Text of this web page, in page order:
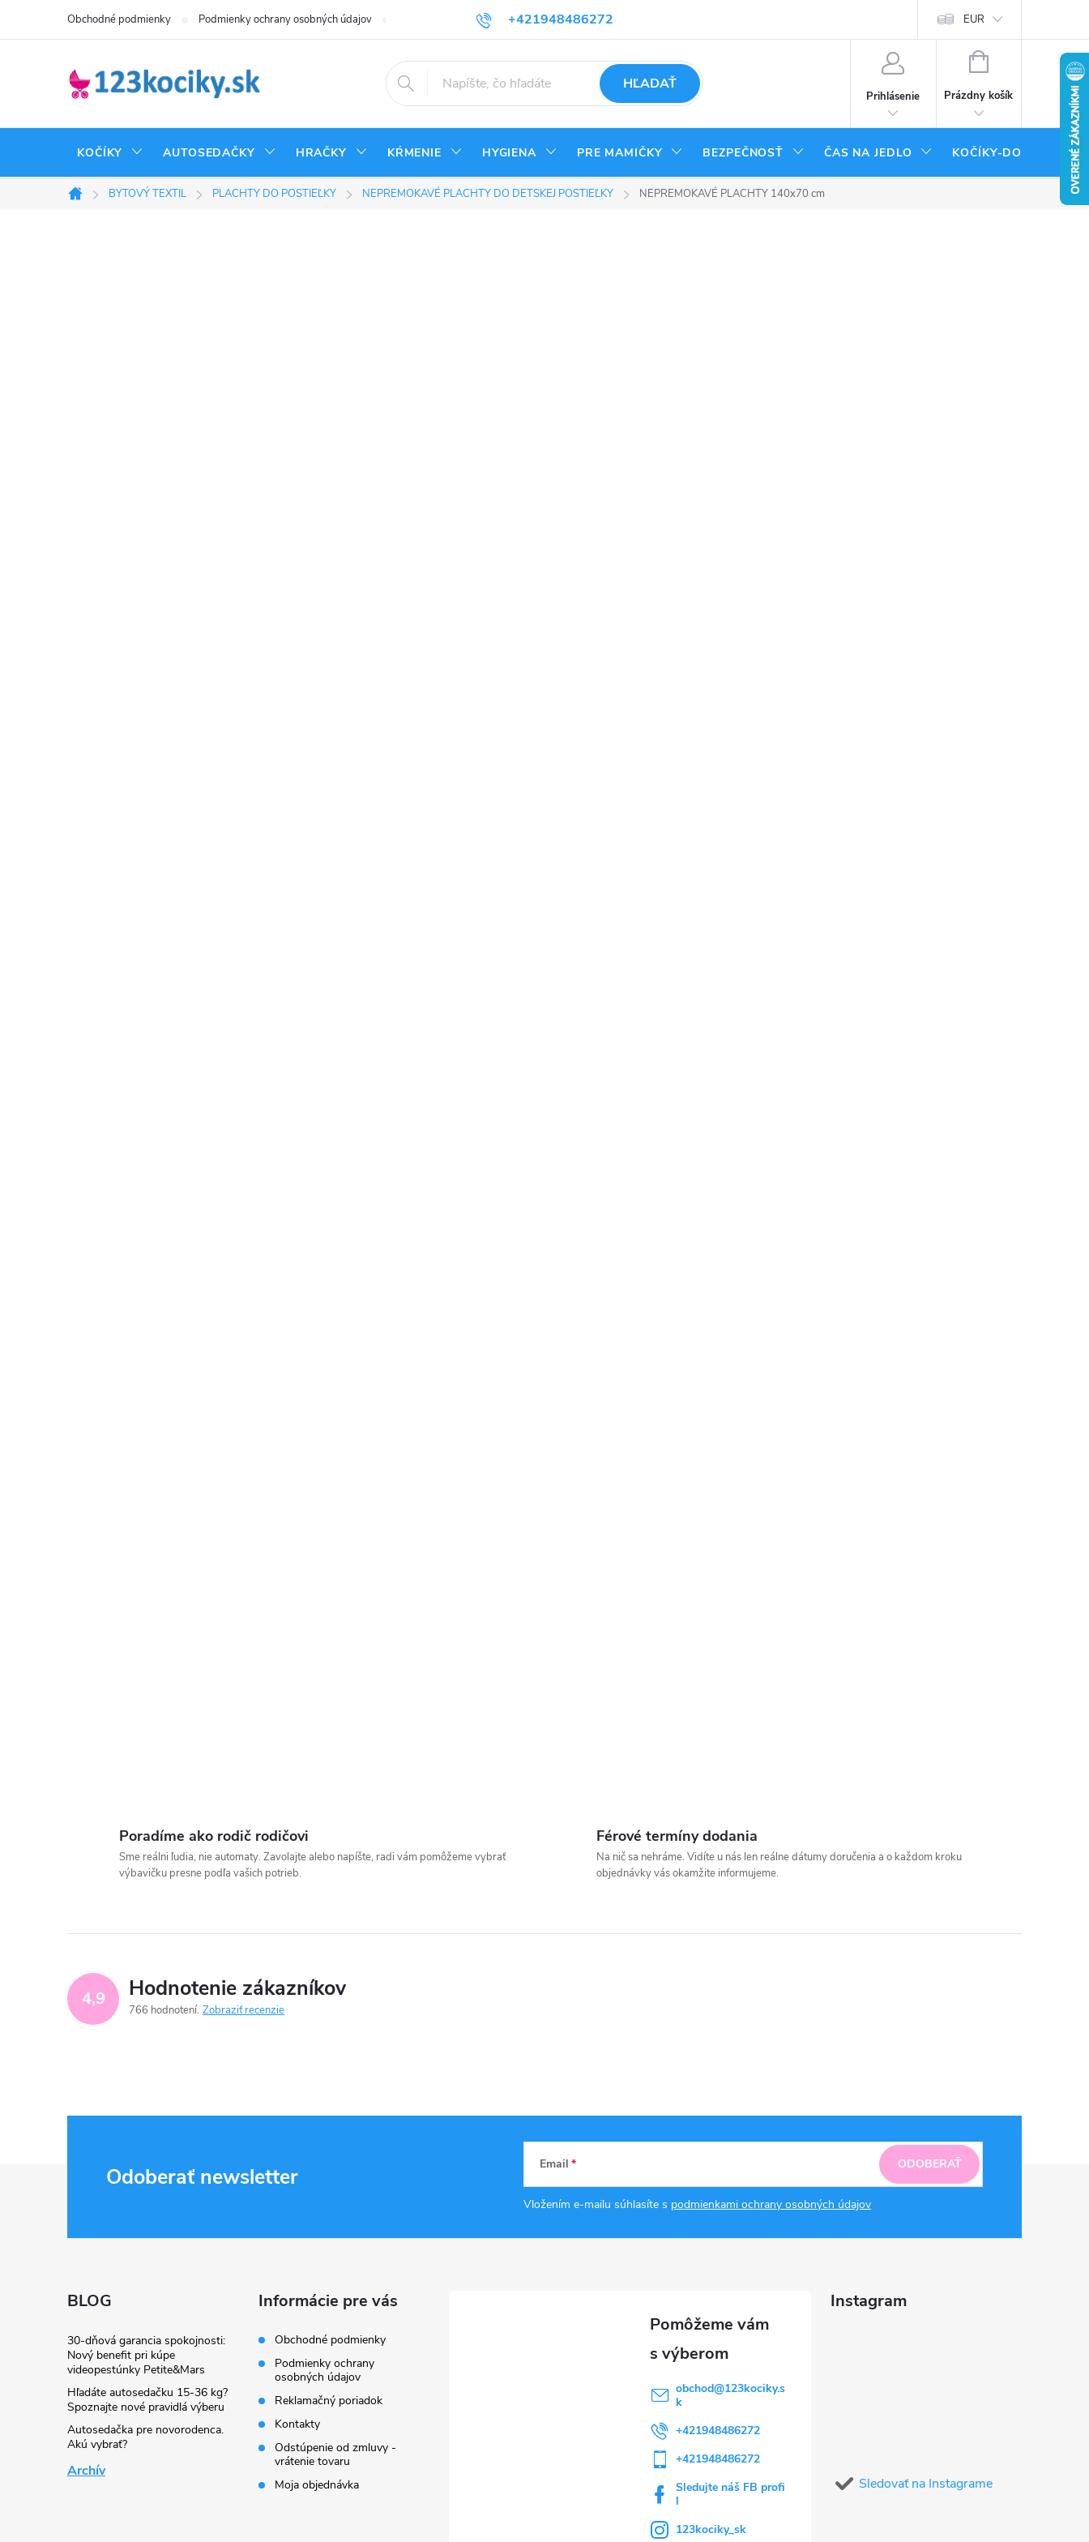
+421948486272
Obchodné podmienky Podmienky ochrany osobných údajov Reklamačný poriadok Kontakty Odstúpenie od zmluvy - vrátenie tovaru EUR
HĽADAŤ
Prihlásenie
NÁKUPNÝ
Prázdny košík
KOČÍKY AUTOSEDAČKY HRAČKY KŔMENIE HYGIENA PRE MAMIČKY BEZPEČNOSŤ ČAS NA JEDLO KOČÍKY-DOPLNKY
Domov
BYTOVÝ TEXTIL PLACHTY DO POSTIEĽKY NEPREMOKAVÉ PLACHTY DO DETSKEJ POSTIEĽKY NEPREMOKAVÉ PLACHTY 140x70 cm
Poradíme ako rodič rodičovi
Sme reálni ľudia, nie automaty. Zavolajte alebo napíšte, radi vám pomôžeme vybrať
výbavičku presne podľa vašich potrieb.
Férové termíny dodania
Na nič sa nehráme. Vidíte u nás len reálne dátumy doručenia a o každom kroku
objednávky vás okamžite informujeme.
4,9 Hodnotenie zákazníkov
766 hodnotení Zobraziť recenzie
Odoberať newsletter Email
Vložením e-mailu súhlasíte s podmienkami ochrany osobných údajov
ODOBERAŤ
BLOG
30-dňová garancia spokojnosti:
Nový benefit pri kúpe
videopestúnky Petite&Mars
Hľadáte autosedačku 15-36 kg?
Spoznajte nové pravidlá výberu
Autosedačka pre novorodenca.
Akú vybrať?
Archív
Informácie pre vás
Obchodné podmienky
Podmienky ochrany
osobných údajov
Reklamačný poriadok
Kontakty
Odstúpenie od zmluvy -
vrátenie tovaru
Moja objednávka
obchod@123kociky.s
k
+421948486272
+421948486272
Sledujte náš FB profi
l
123kociky_sk
Instagram
Sledovať na Instagrame